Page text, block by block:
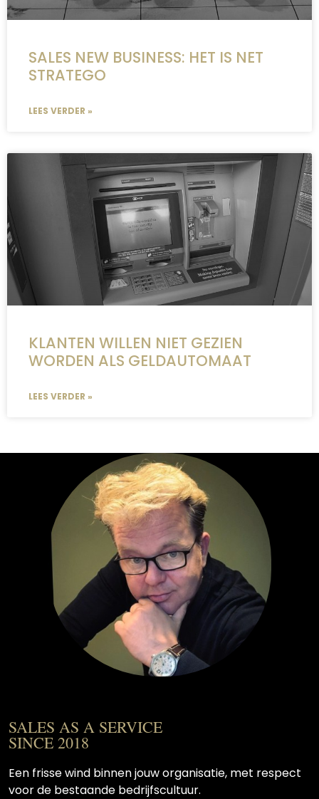
SALES NEW BUSINESS: HET IS NET
STRATEGO
LEES VERDER »
KLANTEN WILLEN NIET GEZIEN
WORDEN ALS GELDAUTOMAAT
LEES VERDER »
SALES AS A SERVICE
SINCE 2018
Een frisse wind binnen jouw organisatie, met respect
voor de bestaande bedrijfscultuur.